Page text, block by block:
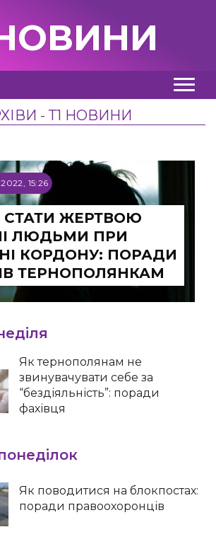
- Т1 НОВИНИ
15:26
ЖЕРТВОЮ
ЛЮДЬМИ ПРИ
КОРДОНУ: ПОРАДИ
ТЕРНОПОЛЯНКАМ
Як тернополянам не
звинувачувати себе за
“бездіяльність”: поради
фахівця
Як поводитися на блокпостах:
поради правоохоронців